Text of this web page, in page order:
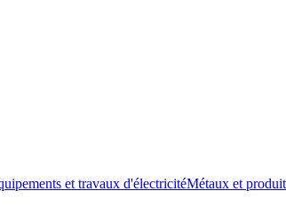
et travaux d'électricitéMétaux et